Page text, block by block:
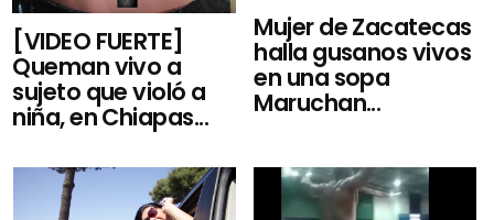
[VIDEO FUERTE]
Queman vivo a
sujeto que violó a
niña, en Chiapas...
Mujer de Zacatecas
halla gusanos vivos
en una sopa
Maruchan...